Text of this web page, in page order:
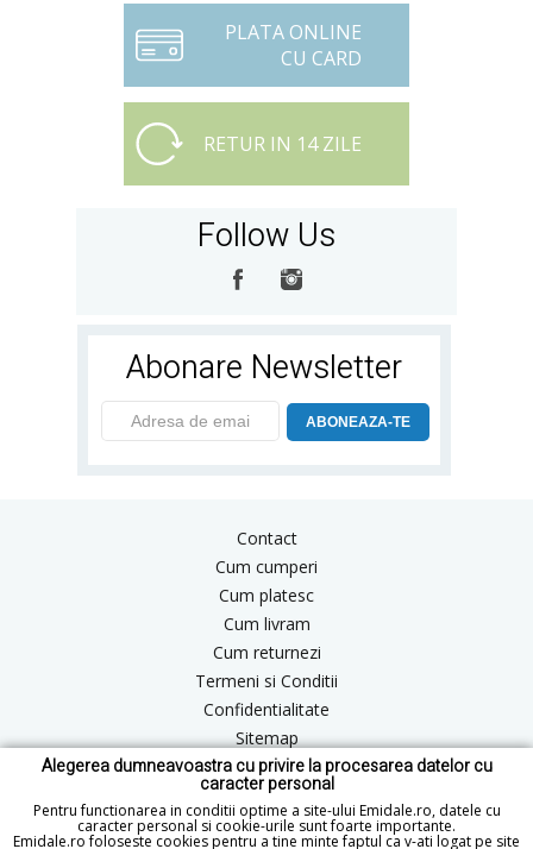
Alegerea dumneavoastra cu privire la procesarea datelor cu
caracter personal
Pentru functionarea in conditii optime a site-ului Emidale.ro, datele cu
caracter personal si cookie-urile sunt foarte importante.
Emidale.ro foloseste cookies pentru a tine minte faptul ca v-ati logat pe site
PLATA ONLINE
CU CARD
RETUR IN 14 ZILE
Follow Us
Abonare Newsletter
ABONEAZA-TE
Contact
Cum cumperi
Cum platesc
Cum livram
Cum returnezi
Termeni si Conditii
Confidentialitate
Sitemap
Blog
ANPC